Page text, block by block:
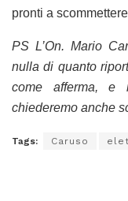
pronti a
PS L’On. Mario
nulla di quanto
come afferma, e
chiederemo anche
Tags: Caruso